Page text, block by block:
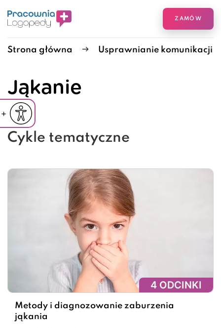
czcionkę
czcionka
Powiększ czcionkę
ZAMÓW
Strona główna Usprawnianie komunikacji
Jąkanie
Cykle tematyczne
4 ODCINKI
Metody i diagnozowanie zaburzenia
jąkania